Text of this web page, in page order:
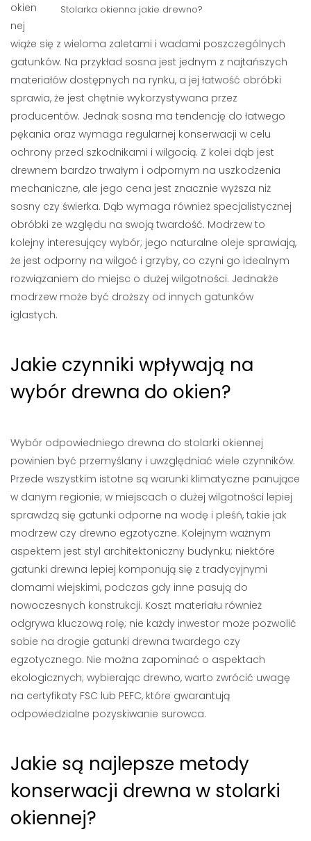
Stolarka okienna jakie drewno?
okien
nej
wiąże się z wieloma zaletami i wadami poszczególnych
gatunków. Na przykład sosna jest jednym z najtańszych
materiałów dostępnych na rynku, a jej łatwość obróbki
sprawia, że jest chętnie wykorzystywana przez
producentów. Jednak sosna ma tendencję do łatwego
pękania oraz wymaga regularnej konserwacji w celu
ochrony przed szkodnikami i wilgocią. Z kolei dąb jest
drewnem bardzo trwałym i odpornym na uszkodzenia
mechaniczne, ale jego cena jest znacznie wyższa niż
sosny czy świerka. Dąb wymaga również specjalistycznej
obróbki ze względu na swoją twardość. Modrzew to
kolejny interesujący wybór; jego naturalne oleje sprawiają,
że jest odporny na wilgoć i grzyby, co czyni go idealnym
rozwiązaniem do miejsc o dużej wilgotności. Jednakże
modrzew może być droższy od innych gatunków
iglastych.
Jakie czynniki wpływają na
wybór drewna do okien?
Wybór odpowiedniego drewna do stolarki okiennej
powinien być przemyślany i uwzględniać wiele czynników.
Przede wszystkim istotne są warunki klimatyczne panujące
w danym regionie; w miejscach o dużej wilgotności lepiej
sprawdzą się gatunki odporne na wodę i pleśń, takie jak
modrzew czy drewno egzotyczne. Kolejnym ważnym
aspektem jest styl architektoniczny budynku; niektóre
gatunki drewna lepiej komponują się z tradycyjnymi
domami wiejskimi, podczas gdy inne pasują do
nowoczesnych konstrukcji. Koszt materiału również
odgrywa kluczową rolę; nie każdy inwestor może pozwolić
sobie na drogie gatunki drewna twardego czy
egzotycznego. Nie można zapominać o aspektach
ekologicznych; wybierając drewno, warto zwrócić uwagę
na certyfikaty FSC lub PEFC, które gwarantują
odpowiedzialne pozyskiwanie surowca.
Jakie są najlepsze metody
konserwacji drewna w stolarki
okiennej?